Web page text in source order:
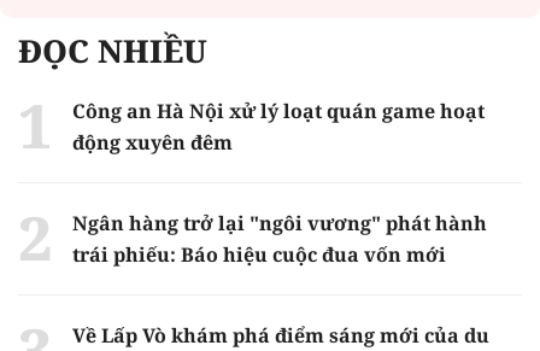
ĐỌC NHIỀU
Công an Hà Nội xử lý loạt quán game hoạt
động xuyên đêm
Ngân hàng trở lại "ngôi vương" phát hành
trái phiếu: Báo hiệu cuộc đua vốn mới
Về Lấp Vò khám phá điểm sáng mới của du